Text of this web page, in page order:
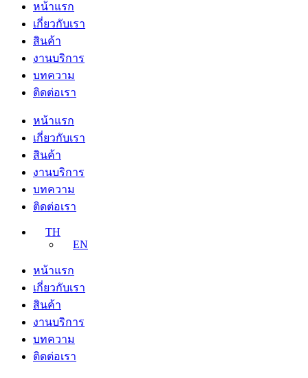
หน้าแรก
เกี่ยวกับเรา
สินค้า
งานบริการ
บทความ
ติดต่อเรา
หน้าแรก
เกี่ยวกับเรา
สินค้า
งานบริการ
บทความ
ติดต่อเรา
TH
EN
หน้าแรก
เกี่ยวกับเรา
สินค้า
งานบริการ
บทความ
ติดต่อเรา